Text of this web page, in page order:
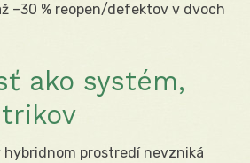
–30 % reopen/defektov v dvoch
ako systém,
prostredí nevzniká